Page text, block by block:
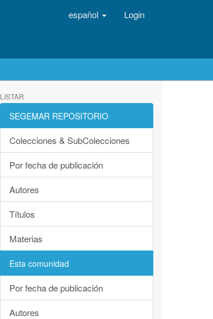
español Login
LISTAR
SEGEMAR REPOSITORIO
Colecciones & SubColecciones
Por fecha de publicación
Autores
Títulos
Materias
Esta comunidad
Por fecha de publicación
Autores